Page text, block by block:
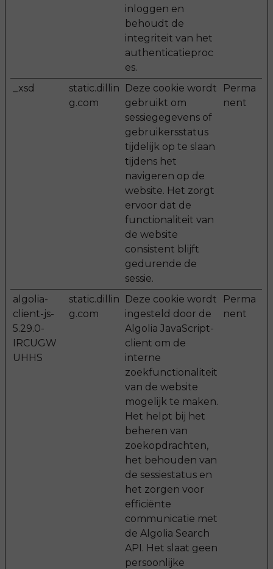
inloggen en
behoudt de
integriteit van het
authenticatieproc
es.
_xsd
static.dillin
g.com
Deze cookie wordt
gebruikt om
sessiegegevens of
gebruikersstatus
tijdelijk op te slaan
tijdens het
navigeren op de
website. Het zorgt
ervoor dat de
functionaliteit van
de website
consistent blijft
gedurende de
sessie.
Perma
nent
algolia-
client-js-
5.29.0-
IRCUGW
UHHS
static.dillin
g.com
Deze cookie wordt
ingesteld door de
Algolia JavaScript-
client om de
interne
zoekfunctionaliteit
van de website
mogelijk te maken.
Het helpt bij het
beheren van
zoekopdrachten,
het behouden van
de sessiestatus en
het zorgen voor
efficiënte
communicatie met
de Algolia Search
API. Het slaat geen
persoonlijke
Perma
nent